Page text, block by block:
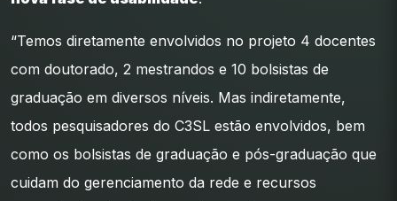
“Temos diretamente envolvidos no projeto 4 docentes
com doutorado, 2 mestrandos e 10 bolsistas de
graduação em diversos níveis. Mas indiretamente,
todos pesquisadores do C3SL estão envolvidos, bem
como os bolsistas de graduação e pós-graduação que
cuidam do gerenciamento da rede e recursos